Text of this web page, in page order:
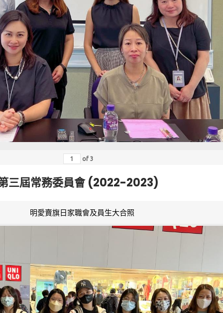
of 3
三屆常務委員會 (2022-2023)
明愛賣旗日家職會及員生大合照